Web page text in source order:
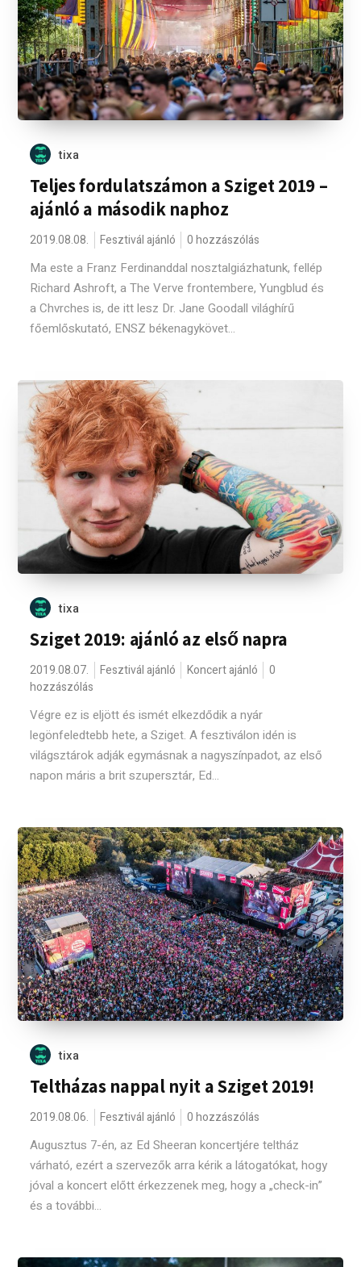
tixa
Teljes fordulatszámon a Sziget 2019 –
ajánló a második naphoz
2019.08.08. Fesztivál ajánló 0 hozzászólás
Ma este a Franz Ferdinanddal nosztalgiázhatunk, fellép
Richard Ashroft, a The Verve frontembere, Yungblud és
a Chvrches is, de itt lesz Dr. Jane Goodall világhírű
főemlőskutató, ENSZ békenagykövet...
tixa
Sziget 2019: ajánló az első napra
2019.08.07. Fesztivál ajánló Koncert ajánló
0
hozzászólás
Végre ez is eljött és ismét elkezdődik a nyár
legönfeledtebb hete, a Sziget. A fesztiválon idén is
világsztárok adják egymásnak a nagyszínpadot, az első
napon máris a brit szupersztár, Ed...
tixa
Teltházas nappal nyit a Sziget 2019!
2019.08.06. Fesztivál ajánló 0 hozzászólás
Augusztus 7-én, az Ed Sheeran koncertjére teltház
várható, ezért a szervezők arra kérik a látogatókat, hogy
jóval a koncert előtt érkezzenek meg, hogy a „check-in”
és a további...